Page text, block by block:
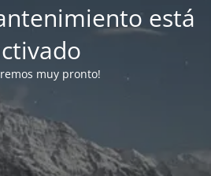
está
muy pronto!